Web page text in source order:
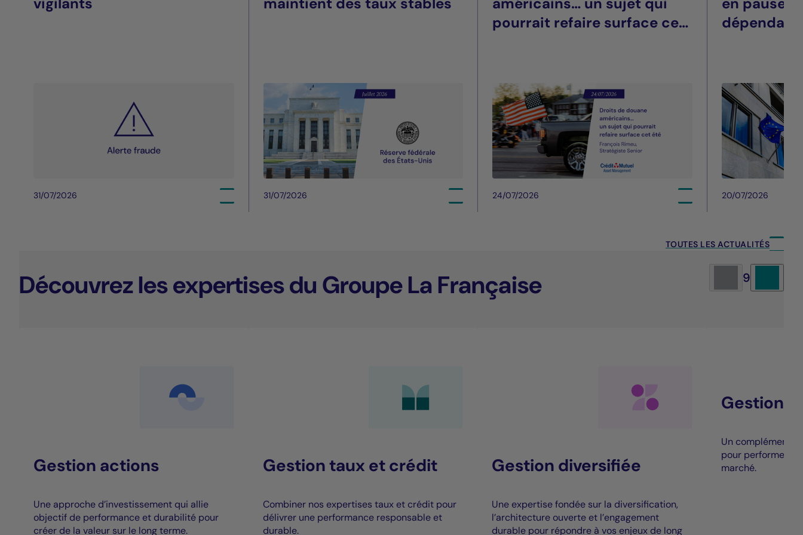
31/07/2026 31/07/2026
pourrait refaire surface cet
24/07/2026 20/07/2026
TOUTES LES ACTUALITÉS
Découvrez les expertises du Groupe La Française 9
Gestion actions
Une approche d’investissement qui allie
objectif de performance et durabilité pour
créer de la valeur sur le long terme.
Gestion taux et crédit
Combiner nos expertises taux et crédit pour
délivrer une performance responsable et
durable.
Gestion diversifiée
Une expertise fondée sur la diversification,
l’architecture ouverte et l’engagement
durable pour répondre à vos enjeux de long
Gestion
Un complément
pour performer
marché.